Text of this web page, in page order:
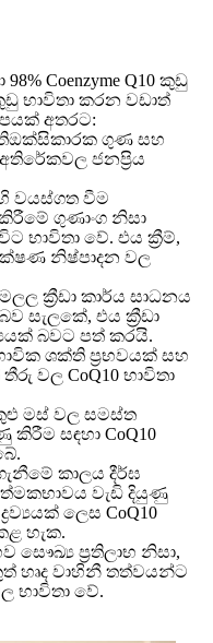
Coenzyme Q10 කුඩු
භාවිතා කරන වඩාත්
අතරට:
ගුණ සහ
ජනප්‍රිය
වයස්ගත වීම
ගුණාංග නිසා
භාවිතා වේ. එය ක්‍රීම්,
නිෂ්පාදන වල
ක්‍රීඩා කාර්ය සාධනය
සැලකේ, එය ක්‍රීඩා
බවට පත් කරයි.
ශක්ති ප්‍රභවයක් සහ
වල CoQ10 භාවිතා
මස් වල සමස්ත
සඳහා CoQ10
කාලය දීර්ඝ
වැඩි දියුණු
ලෙස CoQ10
හැක.
සෞඛ්‍ය ප්‍රතිලාභ නිසා,
හෘද වාහිනී තත්වයන්ට
භාවිතා වේ.